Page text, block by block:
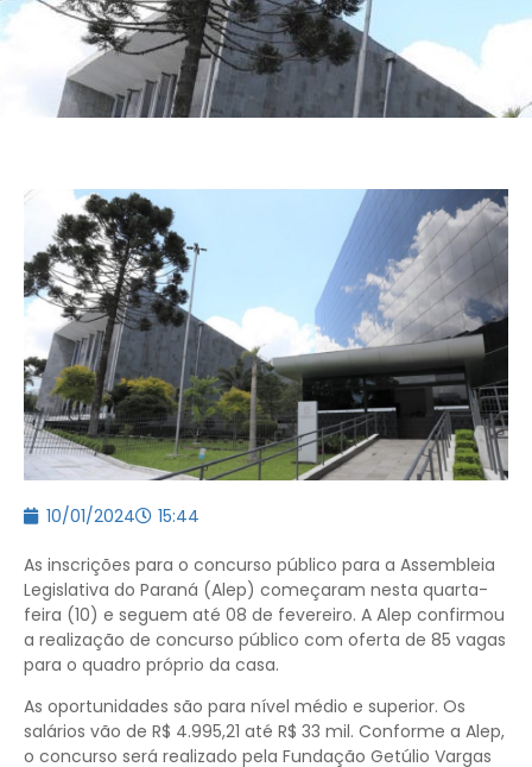
10/01/2024 15:44
As inscrições para o concurso público para a Assembleia
Legislativa do Paraná (Alep) começaram nesta quarta-
feira (10) e seguem até 08 de fevereiro. A Alep confirmou
a realização de concurso público com oferta de 85 vagas
para o quadro próprio da casa.
As oportunidades são para nível médio e superior. Os
salários vão de R$ 4.995,21 até R$ 33 mil. Conforme a Alep,
o concurso será realizado pela Fundação Getúlio Vargas